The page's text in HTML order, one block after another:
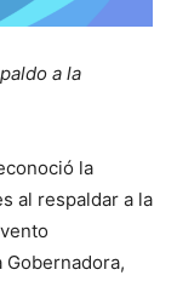
a la
la
al respaldar a la